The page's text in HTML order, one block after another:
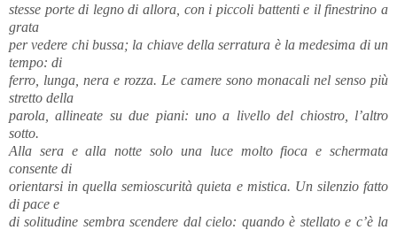
stesse porte di legno di allora, con i piccoli battenti e il finestrino a
grata
per vedere chi bussa; la chiave della serratura è la medesima di un
tempo: di
ferro, lunga, nera e rozza. Le camere sono monacali nel senso più
stretto della
parola, allineate su due piani: uno a livello del chiostro, l’altro
sotto.
Alla sera e alla notte solo una luce molto fioca e schermata
consente di
orientarsi in quella semioscurità quieta e mistica. Un silenzio fatto
di pace e
di solitudine sembra scendere dal cielo: quando è stellato e c’è la